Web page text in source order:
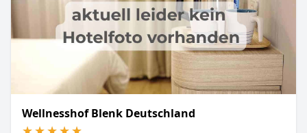
Wellnesshof Blenk Deutschland